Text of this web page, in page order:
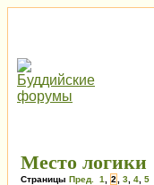
Место логики
Страницы Пред. 1 2 3 4 5